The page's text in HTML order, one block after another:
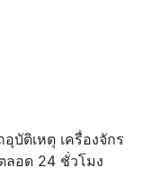
บัติเหตุ เครื่องจักร
ลอด 24 ชั่วโมง